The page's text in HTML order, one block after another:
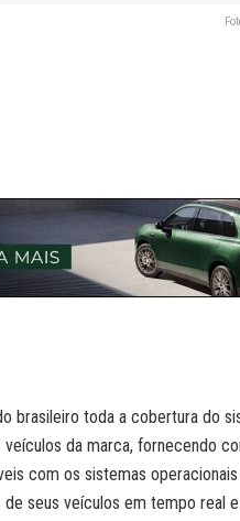
brasileiro toda a cobertura do
da marca, fornecendo
com os sistemas
seus veículos em tempo real